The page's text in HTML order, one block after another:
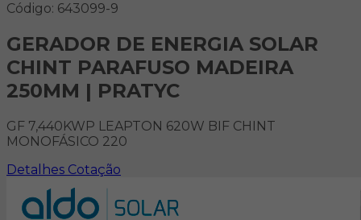
Código: 643099-9
GERADOR DE ENERGIA SOLAR
CHINT PARAFUSO MADEIRA
250MM | PRATYC
GF 7,440KWP LEAPTON 620W BIF CHINT
MONOFÁSICO 220
Detalhes Cotação